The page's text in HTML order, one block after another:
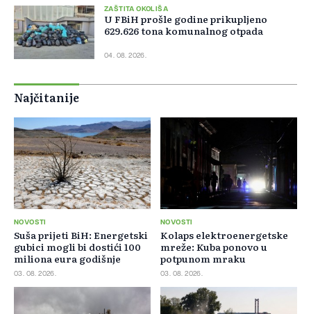
ZAŠTITA OKOLIŠA
U FBiH prošle godine prikupljeno
629.626 tona komunalnog otpada
04. 08. 2026.
Najčitanije
NOVOSTI
Suša prijeti BiH: Energetski
gubici mogli bi dostići 100
miliona eura godišnje
03. 08. 2026.
NOVOSTI
Kolaps elektroenergetske
mreže: Kuba ponovo u
potpunom mraku
03. 08. 2026.